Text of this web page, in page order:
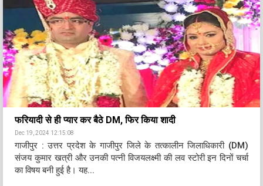
फरियादी से ही प्यार कर बैठे DM, फिर किया शादी
Dec 19, 2024 12:15:08
गाजीपुर : उत्तर प्रदेश के गाजीपुर जिले के तत्कालीन जिलाधिकारी (DM)
संजय कुमार खत्री और उनकी पत्नी विजयलक्ष्मी की लव स्टोरी इन दिनों चर्चा
का विषय बनी हुई है। यह...